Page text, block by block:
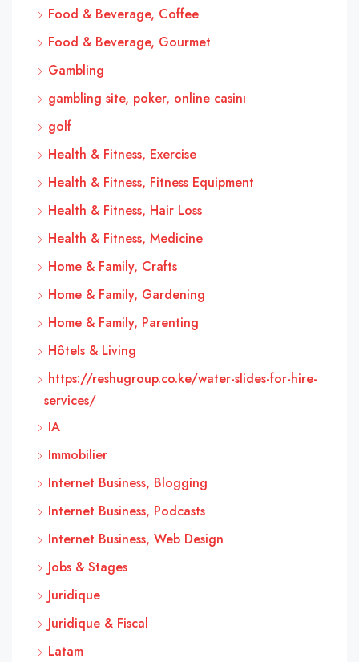
Food & Beverage, Coffee
Food & Beverage, Gourmet
Gambling
gambling site, poker, online casinı
golf
Health & Fitness, Exercise
Health & Fitness, Fitness Equipment
Health & Fitness, Hair Loss
Health & Fitness, Medicine
Home & Family, Crafts
Home & Family, Gardening
Home & Family, Parenting
Hôtels & Living
https://reshugroup.co.ke/water-slides-for-hire-
services/
IA
Immobilier
Internet Business, Blogging
Internet Business, Podcasts
Internet Business, Web Design
Jobs & Stages
Juridique
Juridique & Fiscal
Latam